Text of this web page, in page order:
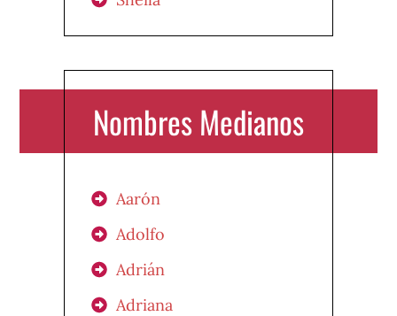
Nombres Medianos
Aarón
Adolfo
Adrián
Adriana